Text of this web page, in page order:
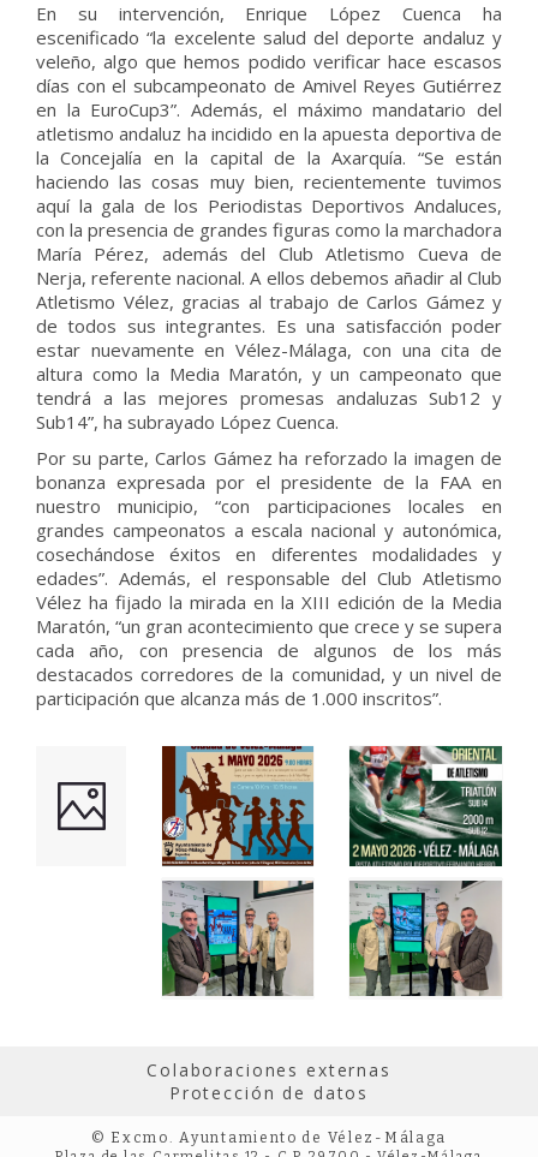
En su intervención, Enrique López Cuenca ha
escenificado “la excelente salud del deporte andaluz y
veleño, algo que hemos podido verificar hace escasos
días con el subcampeonato de Amivel Reyes Gutiérrez
en la EuroCup3”. Además, el máximo mandatario del
atletismo andaluz ha incidido en la apuesta deportiva de
la Concejalía en la capital de la Axarquía. “Se están
haciendo las cosas muy bien, recientemente tuvimos
aquí la gala de los Periodistas Deportivos Andaluces,
con la presencia de grandes figuras como la marchadora
María Pérez, además del Club Atletismo Cueva de
Nerja, referente nacional. A ellos debemos añadir al Club
Atletismo Vélez, gracias al trabajo de Carlos Gámez y
de todos sus integrantes. Es una satisfacción poder
estar nuevamente en Vélez-Málaga, con una cita de
altura como la Media Maratón, y un campeonato que
tendrá a las mejores promesas andaluzas Sub12 y
Sub14”, ha subrayado López Cuenca.
Por su parte, Carlos Gámez ha reforzado la imagen de
bonanza expresada por el presidente de la FAA en
nuestro municipio, “con participaciones locales en
grandes campeonatos a escala nacional y autonómica,
cosechándose éxitos en diferentes modalidades y
edades”. Además, el responsable del Club Atletismo
Vélez ha fijado la mirada en la XIII edición de la Media
Maratón, “un gran acontecimiento que crece y se supera
cada año, con presencia de algunos de los más
destacados corredores de la comunidad, y un nivel de
participación que alcanza más de 1.000 inscritos”.
Colaboraciones externas
Protección de datos
© Excmo. Ayuntamiento de Vélez-Málaga